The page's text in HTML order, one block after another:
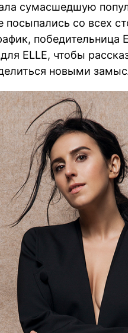
сумасшедшую
посыпались со всех
победительница
ELLE, чтобы
новыми